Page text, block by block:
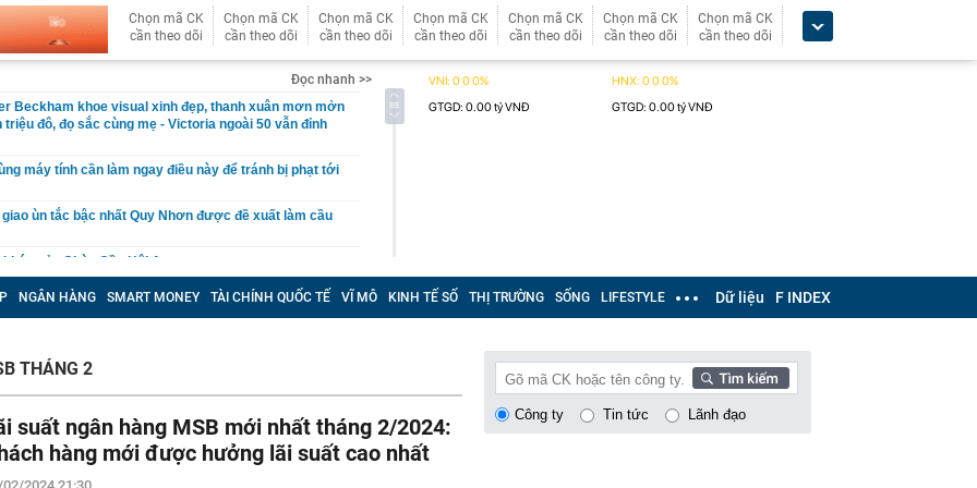
Chọn mã CK
cần theo dõi
Chọn mã CK
cần theo dõi
Chọn mã CK
cần theo dõi
Chọn mã CK
cần theo dõi
Chọn mã CK
cần theo dõi
Chọn mã CK
cần theo dõi
Chọn mã CK
cần theo dõi
Đọc nhanh >>
Beckham khoe visual xinh đẹp, thanh xuân mơn mởn
triệu đô, đọ sắc cùng mẹ - Victoria ngoài 50 vẫn đỉnh
máy tính cần làm ngay điều này để tránh bị phạt tới
giao ùn tắc bậc nhất Quy Nhơn được đề xuất làm cầu
của Chùa Cầu Hội An
của Hari Won
nhân vụ cháy chung cư ở Hồng Kông (Trung Quốc)
7 Âm lịch, 3 con giáp này vẫn được Thần tài che chở,
cuộc đời
tiết lộ: 6 loại cá biển giá bình dân, người không biết hay
lại thích mua
NGÂN HÀNG SMART MONEY TÀI CHÍNH QUỐC TẾ VĨ MÔ KINH TẾ SỐ THỊ TRƯỜNG SỐNG LIFESTYLE Dữ liệu F INDEX
THÁNG 2
suất ngân hàng MSB mới nhất tháng 2/2024:
hàng mới được hưởng lãi suất cao nhất
Công ty Tin tức Lãnh đạo